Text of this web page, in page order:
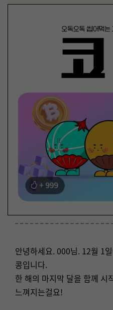
안녕하세요. 000님. 12월 1
콩입니다.
한 해의 마지막 달을 함께 시
느껴지는걸요!